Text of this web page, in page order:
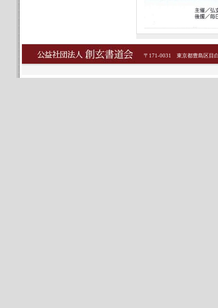
〒171-0031 東京都豊島区目